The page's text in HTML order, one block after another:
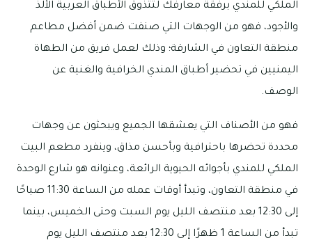
الملكي للمندي برفقة معارفك لتتذوق الأطباق العربية الألذ
والأجود، فهو من الوجهات التي صنفت ضمن أفضل مطاعم
منطقة التعاون في الشارقة؛ وذلك لعمل فريق من الطهاة
اليمنيين في تحضير أطباق المندي الخرافية والغنية عن
الوصف.
فهو من الأصناف التي يعشقها الجميع ويبحثون عن وجهات
محددة تحضرها باحترافية وبأحسن مذاق، وينفرد مطعم البيت
الملكي للمندي بأجوائه الحيوية الرائعة، وعنوانه هو شارع الوحدة
في منطقة التعاون، وتبدأ أوقات عمله من الساعة 11:30 صباحًا
إلى 12:30 بعد منتصف الليل يوم السبت وحتى الخميس، بينما
تبدأ من الساعة 1 ظهرًا إلى 12:30 بعد منتصف الليل يوم